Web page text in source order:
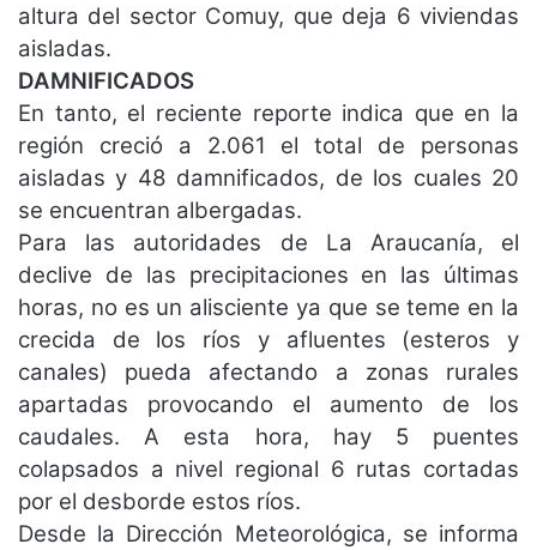
altura del sector Comuy, que deja 6 viviendas
aisladas.
DAMNIFICADOS
En tanto, el reciente reporte indica que en la
región creció a 2.061 el total de personas
aisladas y 48 damnificados, de los cuales 20
se encuentran albergadas.
Para las autoridades de La Araucanía, el
declive de las precipitaciones en las últimas
horas, no es un alisciente ya que se teme en la
crecida de los ríos y afluentes (esteros y
canales) pueda afectando a zonas rurales
apartadas provocando el aumento de los
caudales. A esta hora, hay 5 puentes
colapsados a nivel regional 6 rutas cortadas
por el desborde estos ríos.
Desde la Dirección Meteorológica, se informa